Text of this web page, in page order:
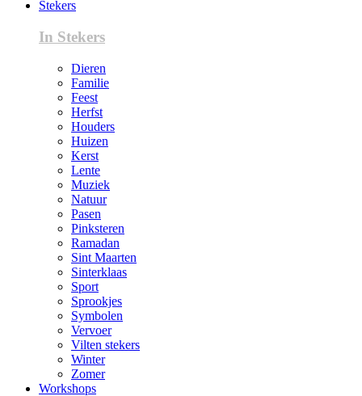
Stekers
In Stekers
Dieren
Familie
Feest
Herfst
Houders
Huizen
Kerst
Lente
Muziek
Natuur
Pasen
Pinksteren
Ramadan
Sint Maarten
Sinterklaas
Sport
Sprookjes
Symbolen
Vervoer
Vilten stekers
Winter
Zomer
Workshops